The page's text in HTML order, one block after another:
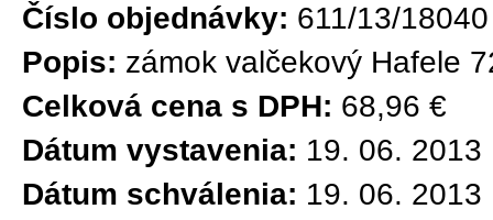
Číslo objednávky: 611/13/18040
Popis: zámok valčekový Hafele
Celková cena s DPH: 68,96 €
Dátum vystavenia: 19. 06. 2013
Dátum schválenia: 19. 06. 2013